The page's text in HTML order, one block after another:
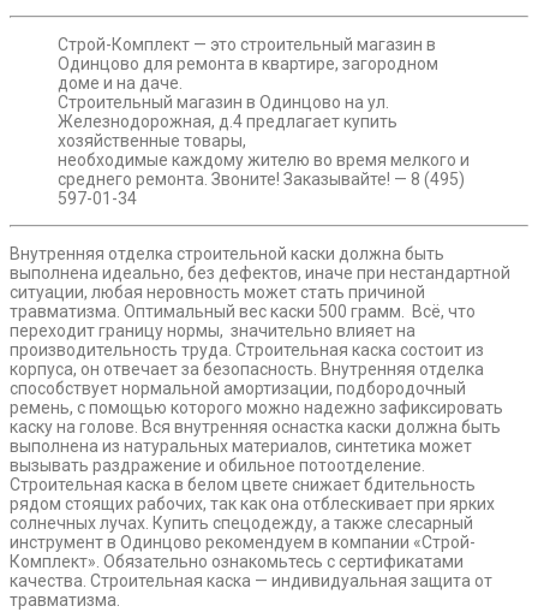
Строй-Комплект — это строительный магазин в
Одинцово для ремонта в квартире, загородном
доме и на даче.
Строительный магазин в Одинцово на ул.
Железнодорожная, д.4 предлагает купить
хозяйственные товары,
необходимые каждому жителю во время мелкого и
среднего ремонта. Звоните! Заказывайте! — 8 (495)
597-01-34
Внутренняя отделка строительной каски должна быть
выполнена идеально, без дефектов, иначе при нестандартной
ситуации, любая неровность может стать причиной
травматизма. Оптимальный вес каски 500 грамм. Всё, что
переходит границу нормы, значительно влияет на
производительность труда. Строительная каска состоит из
корпуса, он отвечает за безопасность. Внутренняя отделка
способствует нормальной амортизации, подбородочный
ремень, с помощью которого можно надежно зафиксировать
каску на голове. Вся внутренняя оснастка каски должна быть
выполнена из натуральных материалов, синтетика может
вызывать раздражение и обильное потоотделение.
Строительная каска в белом цвете снижает бдительность
рядом стоящих рабочих, так как она отблескивает при ярких
солнечных лучах. Купить спецодежду, а также слесарный
инструмент в Одинцово рекомендуем в компании «Строй-
Комплект». Обязательно ознакомьтесь с сертификатами
качества. Строительная каска — индивидуальная защита от
травматизма.